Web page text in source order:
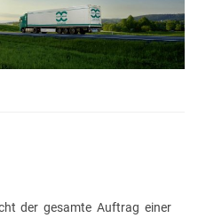
der gesamte Auftrag einer